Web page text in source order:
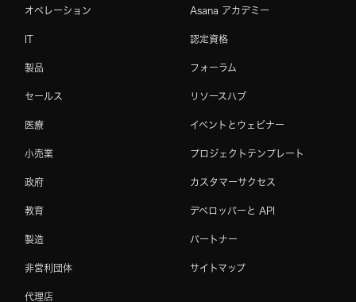
オペレーション
IT
製品
セールス
医療
小売業
政府
教育
製造
非営利団体
代理店
Asana アカデミー
認定資格
フォーラム
リソースハブ
イベントとウェビナー
プロジェクトテンプレート
カスタマーサクセス
デベロッパーと API
パートナー
サイトマップ